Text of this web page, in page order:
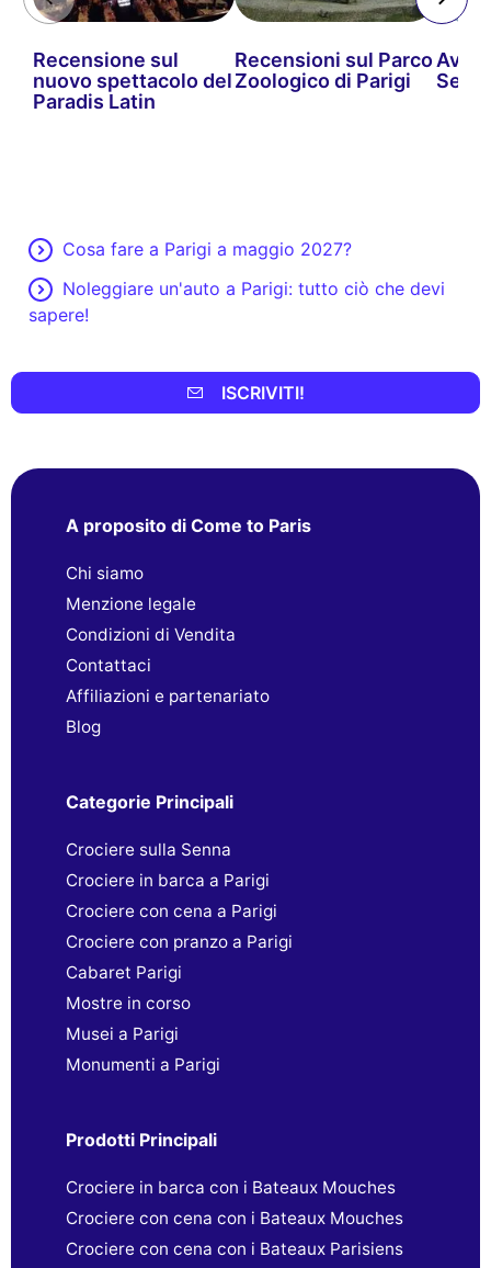
Recensione sul
nuovo spettacolo del
Paradis Latin
Recensioni sul Parco
Zoologico di Parigi
Avis
Seine
Cosa fare a Parigi a maggio 2027?
Noleggiare un'auto a Parigi: tutto ciò che devi
sapere!
ISCRIVITI!
A proposito di Come to Paris
Chi siamo
Menzione legale
Condizioni di Vendita
Contattaci
Affiliazioni e partenariato
Blog
Categorie Principali
Crociere sulla Senna
Crociere in barca a Parigi
Crociere con cena a Parigi
Crociere con pranzo a Parigi
Cabaret Parigi
Mostre in corso
Musei a Parigi
Monumenti a Parigi
Prodotti Principali
Crociere in barca con i Bateaux Mouches
Crociere con cena con i Bateaux Mouches
Crociere con cena con i Bateaux Parisiens